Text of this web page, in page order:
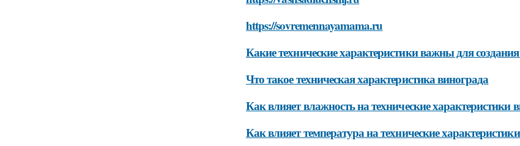
https://sovremennayamama.ru
Какие технические характеристики важны для
Что такое техническая характеристика винограда
Как влияет влажность на технические характеристики
Как влияет температура на технические